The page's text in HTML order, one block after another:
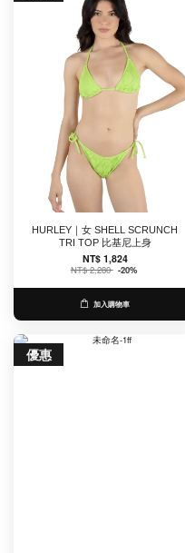
HURLEY｜女 SHELL SCRUNCH
TRI TOP 比基尼上身
NT$ 1,824
NT$ 2,280 -20%
加入購物車
優惠